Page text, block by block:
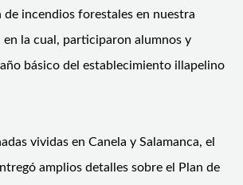
de incendios forestales en nuestra
la cual, participaron alumnos y
básico del establecimiento illapelino
vividas en Canela y Salamanca, el
amplios detalles sobre el Plan de